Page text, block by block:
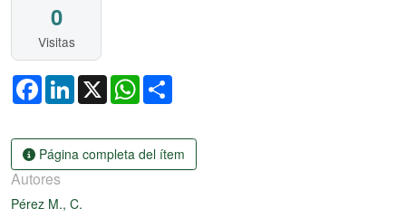
0
Visitas
FacebookLinkedIn
X WhatsApp
Página completa del ítem
Autores
Pérez M., C.